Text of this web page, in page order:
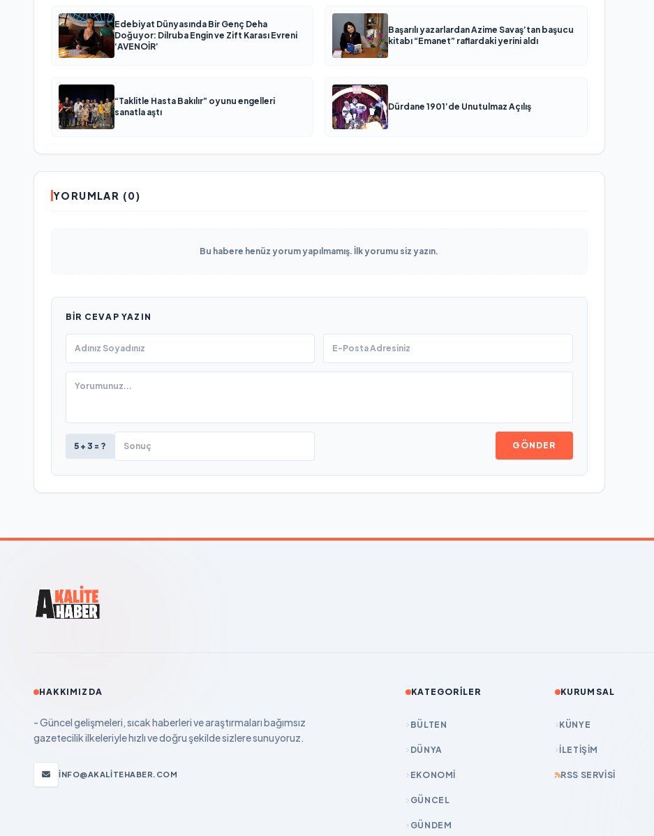
Edebiyat Dünyasında Bir Genç Deha
Doğuyor: Dilruba Engin ve Zift Karası Evreni
‘AVENOİR’
Başarılı yazarlardan Azime Savaş’tan başucu
kitabı “Emanet” raflardaki yerini aldı
“Taklitle Hasta Bakılır” oyunu engelleri
sanatla aştı
Dürdane 1901’de Unutulmaz Açılış
YORUMLAR (0)
Bu habere henüz yorum yapılmamış. İlk yorumu siz yazın.
BIR CEVAP YAZIN
5 + 3 = ? GÖNDER
HAKKIMIZDA
- Güncel gelişmeleri, sıcak haberleri ve araştırmaları bağımsız
gazetecilik ilkeleriyle hızlı ve doğru şekilde sizlere sunuyoruz.
INFO@AKALITEHABER.COM
KATEGORILER
BÜLTEN
DÜNYA
EKONOMİ
GÜNCEL
GÜNDEM
KURUMSAL
KÜNYE
İLETIŞIM
RSS SERVISI